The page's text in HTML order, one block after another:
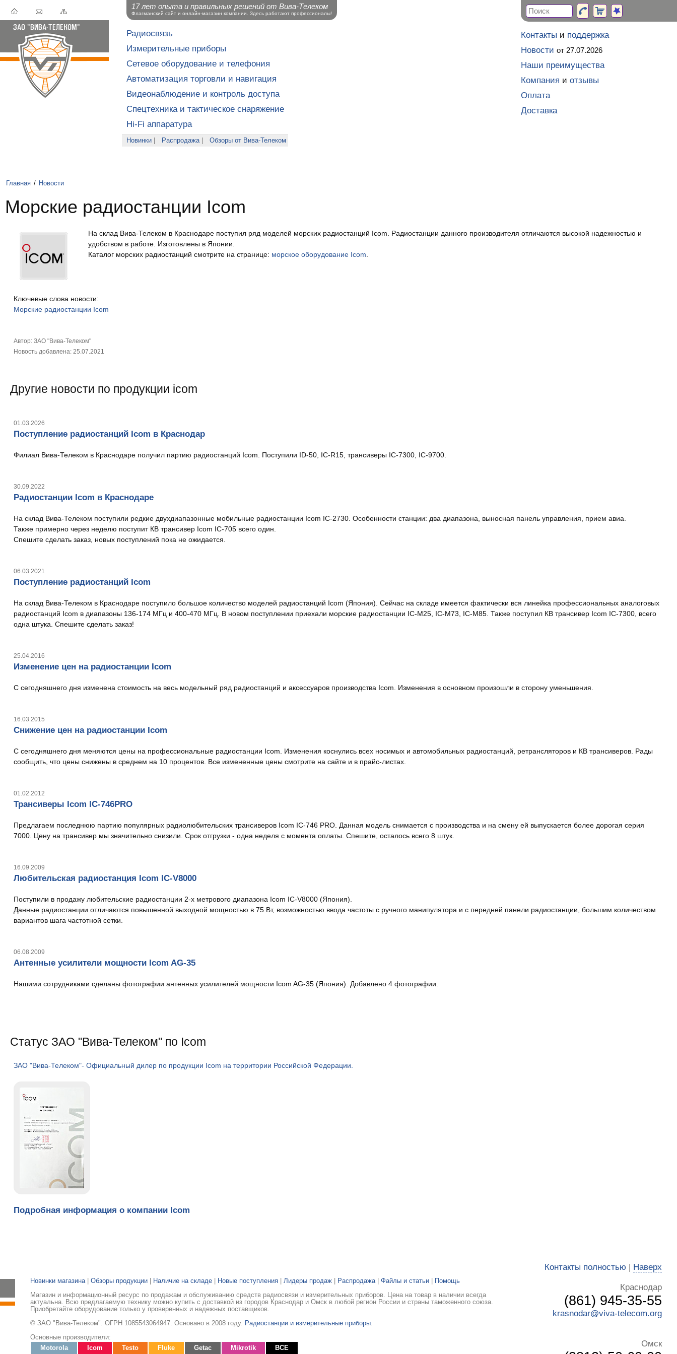
Радиосвязь
Измерительные приборы
Сетевое оборудование и телефония
Автоматизация торговли и навигация
Видеонаблюдение и контроль доступа
Спецтехника и тактическое снаряжение
Hi-Fi аппаратура
Новинки Распродажа| Обзоры от Вива-Телеком
Главная / Новости
Морские радиостанции Icom
На склад Вива-Телеком в Краснодаре поступил ряд моделей морских радиостанций Icom. Радиостанции данного производителя отличаются высокой надежностью и
удобством в работе. Изготовлены в Японии.
Каталог морских радиостанций смотрите на странице: морское оборудование Icom
Ключевые слова новости:
Морские радиостанции Icom
Автор: ЗАО "Вива-Телеком"
Новость добавлена: 25.07.2021
Другие новости по продукции icom
01.03.2026
Поступление радиостанций Icom в Краснодар
Филиал Вива-Телеком в Краснодаре получил партию радиостанций Icom. Поступили ID-50, IC-R15, трансиверы IC-7300, IC-9700.
30.09.2022
Радиостанции Icom в Краснодаре
На склад Вива-Телеком поступили редкие двухдиапазонные мобильные радиостанции Icom IC-2730. Особенности станции: два диапазона, выносная панель управления, прием авиа.
Также примерно через неделю поступит КВ трансивер Icom IC-705 всего один.
Спешите сделать заказ, новых поступлений пока не ожидается.
06.03.2021
Поступление радиостанций Icom
На склад Вива-Телеком в Краснодаре поступило большое количество моделей радиостанций Icom (Япония). Сейчас на складе имеется фактически вся линейка профессиональных аналоговых
радиостанций Icom в диапазоны 136-174 МГц и 400-470 МГц. В новом поступлении приехали морские радиостанции IC-M25, IC-M73, IC-M85. Также поступил КВ трансивер Icom IC-7300, всего
одна штука. Спешите сделать заказ!
25.04.2016
Изменение цен на радиостанции Icom
С сегодняшнего дня изменена стоимость на весь модельный ряд радиостанций и аксессуаров производства Icom. Изменения в основном произошли в сторону уменьшения.
16.03.2015
Снижение цен на радиостанции Icom
С сегодняшнего дня меняются цены на профессиональные радиостанции Icom. Изменения коснулись всех носимых и автомобильных радиостанций, ретрансляторов и КВ трансиверов. Рады
сообщить, что цены снижены в среднем на 10 процентов. Все измененные цены смотрите на сайте и в прайс-листах.
01.02.2012
Трансиверы Icom IC-746PRO
Предлагаем последнюю партию популярных радиолюбительских трансиверов Icom IC-746 PRO. Данная модель снимается с производства и на смену ей выпускается более дорогая серия
7000. Цену на трансивер мы значительно снизили. Срок отгрузки - одна неделя с момента оплаты. Спешите, осталось всего 8 штук.
16.09.2009
Любительская радиостанция Icom IC-V8000
Поступили в продажу любительские радиостанции 2-х метрового диапазона Icom IC-V8000 (Япония).
Данные радиостанции отличаются повышенной выходной мощностью в 75 Вт, возможностью ввода частоты с ручного манипулятора и с передней панели радиостанции, большим количеством
вариантов шага частотной сетки.
06.08.2009
Антенные усилители мощности Icom AG-35
Нашими сотрудниками сделаны фотографии антенных усилителей мощности Icom AG-35 (Япония). Добавлено 4 фотографии.
Статус ЗАО "Вива-Телеком" по Icom
ЗАО "Вива-Телеком"- Официальный дилер по продукции Icom на территории Российской Федерации.
Подробная информация о компании Icom
Новинки магазина| Обзоры продукции Наличие на складе Новые поступления Лидеры продаж Распродажа| Файлы и статьи
Помощь
Магазин и информационный ресурс по продажам и обслуживанию средств радиосвязи и измерительных приборов. Цена на товар в наличии всегда
актуальна. Всю предлагаемую технику можно купить с доставкой из городов Краснодар и Омск в любой регион России и страны таможенного союза.
Приобретайте оборудование только у проверенных и надежных поставщиков.
© ЗАО "Вива-Телеком". ОГРН 1085543064947. Основано в 2008 году. Радиостанции и измерительные приборы.
Основные производители:
Motorola
Icom Testo Fluke Getac Mikrotik ВСЕ
Контакты полностью Наверх
Краснодар
(861) 945-35-55
krasnodar@viva-telecom.org
Омск
Контакты и поддержка
Новости от 27.07.2026
Наши преимущества
Компания и отзывы
Оплата
Доставка
17 лет опыта и правильных решений от Вива-Телеком
Флагманский сайт и онлайн-магазин компании. Здесь работают профессионалы!